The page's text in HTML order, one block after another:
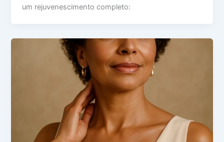
um rejuvenescimento completo: